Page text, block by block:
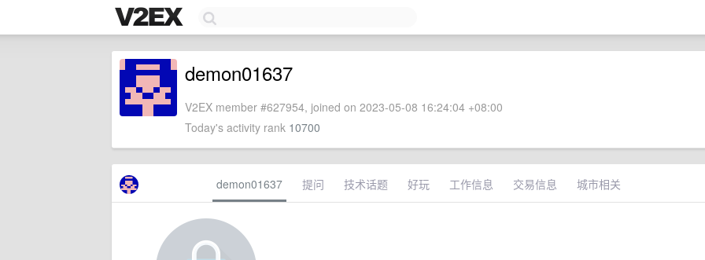
demon01637
V2EX member #627954, joined on 2023-05-08 16:24:04 +08:00
Today's activity rank 10700
demon01637 提问 技术话题 好玩 工作信息 交易信息 城市相关